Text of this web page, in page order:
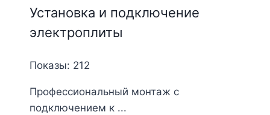
Установка и подключение
электроплиты
Показы: 212
Профессиональный монтаж с
подключением к ...